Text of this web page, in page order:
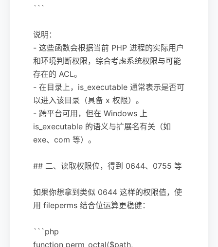
```
说明：
- 这些函数会根据当前 PHP 进程的实际用户
和环境判断权限，综合考虑系统权限与可能
存在的 ACL。
- 在目录上，is_executable 通常表示是否可
以进入该目录（具备 x 权限）。
- 跨平台可用，但在 Windows 上
is_executable 的语义与扩展名有关（如
exe、com 等）。
## 二、读取权限位，得到 0644、0755 等
如果你想拿到类似 0644 这样的权限值，使
用 fileperms 结合位运算更稳健：
```php
function perm_octal($path,